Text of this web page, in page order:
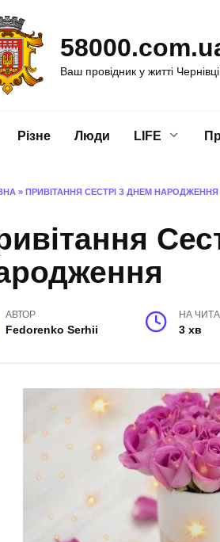
Ваш провідник у житті Чернівці
Різне Люди LIFE
» ПРИВІТАННЯ СЕСТРІ З ДНЕМ НАРОДЖЕННЯ
АВТОР
Fedorenko Serhii
НА
3 хв